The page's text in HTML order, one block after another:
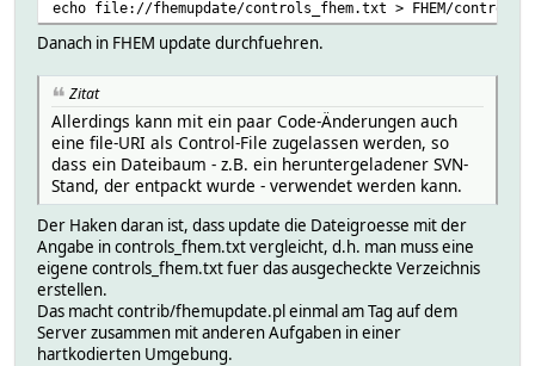
echo file://fhemupdate/controls_fhem.txt > FHEM/
Danach in FHEM update durchfuehren.
Zitat
Allerdings kann mit ein paar Code-Änderungen auch
eine file-URI als Control-File zugelassen werden, so
dass ein Dateibaum - z.B. ein heruntergeladener SVN-
Stand, der entpackt wurde - verwendet werden kann.
Der Haken daran ist, dass update die Dateigroesse mit der
Angabe in controls_fhem.txt vergleicht, d.h. man muss eine
eigene controls_fhem.txt fuer das ausgecheckte Verzeichnis
erstellen.
Das macht contrib/fhemupdate.pl einmal am Tag auf dem
Server zusammen mit anderen Aufgaben in einer
hartkodierten Umgebung.